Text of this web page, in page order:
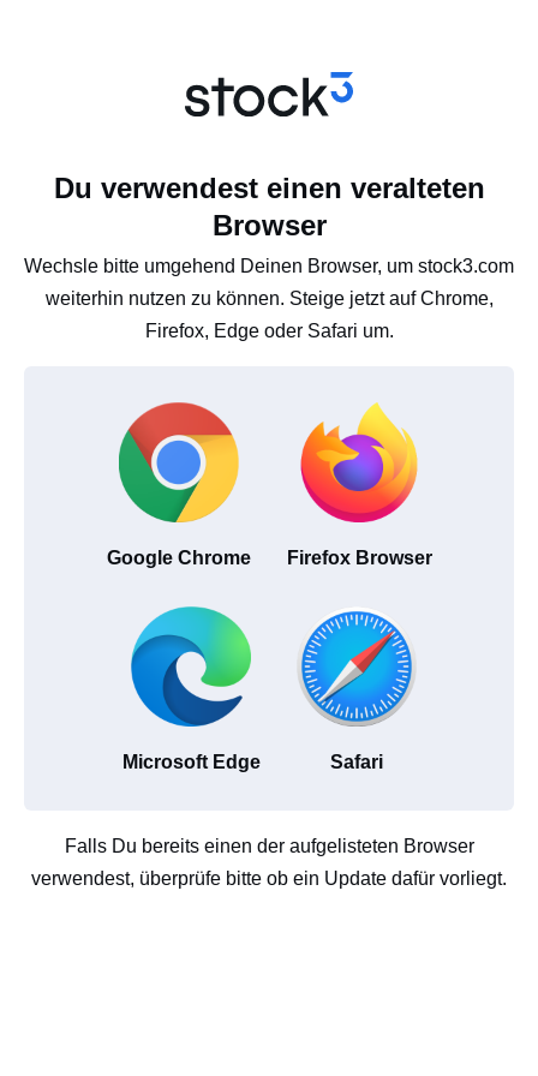
Du verwendest einen veralteten
Browser
Wechsle bitte umgehend Deinen Browser, um stock3.com
weiterhin nutzen zu können. Steige jetzt auf Chrome,
Firefox, Edge oder Safari um.
Google Chrome Firefox Browser
Microsoft Edge Safari
Falls Du bereits einen der aufgelisteten Browser
verwendest, überprüfe bitte ob ein Update dafür vorliegt.